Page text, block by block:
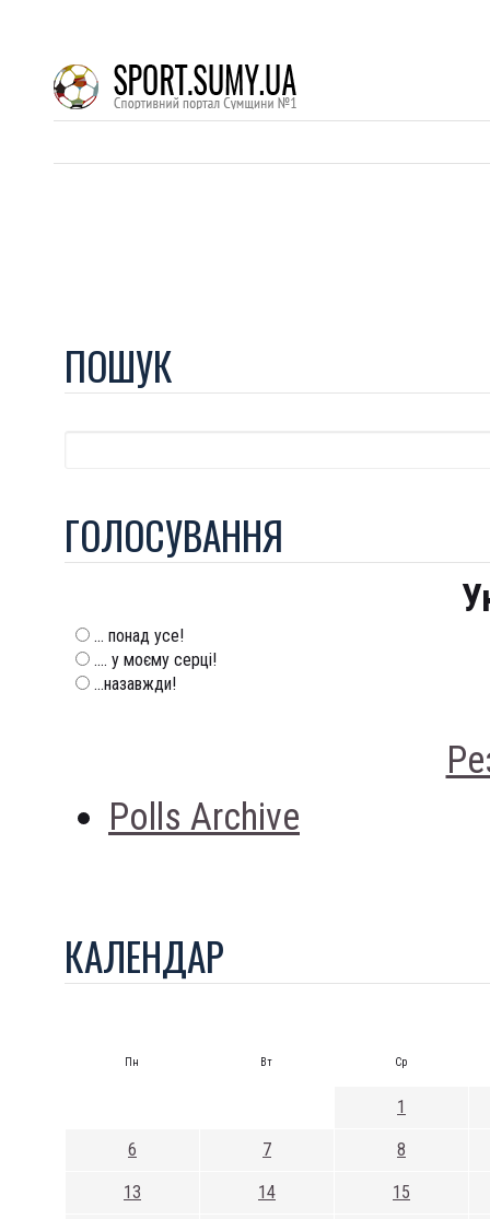
ПОШУК
ГОЛОСУВАННЯ
... понад усе!
.... у моєму серці!
...назавжди!
Polls Archive
КАЛЕНДАР
Пн Вт Ср
1
6 7 8
13 14 15